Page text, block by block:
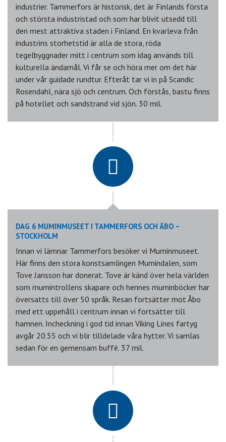
industrier. Tammerfors är historisk, det är Finlands första
och största industristad och som har blivit utsedd till
den mest attraktiva staden i Finland. En kvarleva från
industrins storhetstid är alla de stora, röda
tegelbyggnader mitt i centrum som idag används till
kulturella ändamål. Vi får se och höra mer om det här
under vår guidade rundtur. Efteråt tar vi in på Scandic
Rosendahl, nära sjö och centrum. Och förstås, bastu finns
på hotellet och sandstrand vid sjön. 30 mil.
DAG 6 MUMINMUSEET I TAMMERFORS OCH ÅBO –
STOCKHOLM
Innan vi lämnar Tammerfors besöker vi Muminmuseet.
Här finns den stora konstsamlingen Mumindalen, som
Tove Jansson har donerat. Tove är känd över hela världen
som mumintrollens skapare och hennes muminböcker har
översatts till över 50 språk. Resan fortsätter mot Åbo
med ett uppehåll i centrum innan vi fortsätter till
hamnen. Incheckning i god tid innan Viking Lines fartyg
avgår 20.55 och vi blir tilldelade våra hytter. Vi samlas
sedan för en gemensam buffé. 37 mil.